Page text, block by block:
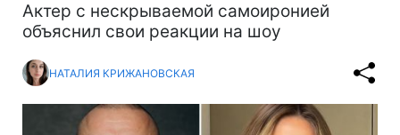
Актер с нескрываемой самоиронией
объяснил свои реакции на шоу
НАТАЛИЯ КРИЖАНОВСКАЯ